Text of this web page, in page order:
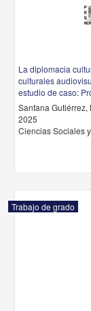
La diplomacia
culturales
estudio de caso:
Santana Gutiérrez,
2025
Ciencias Sociales
Trabajo de grado